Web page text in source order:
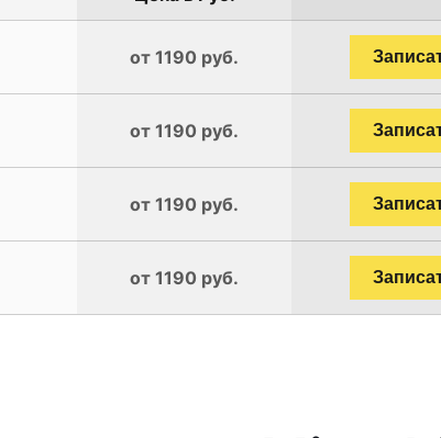
от 1190 руб.
от 1190 руб.
от 1190 руб.
от 1190 руб.